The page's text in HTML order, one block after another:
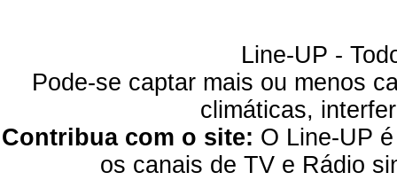
Line-UP -
Pode-se captar mais ou menos
climáticas,
Contribua com o site: O Line-UP
os canais de TV e Rádio